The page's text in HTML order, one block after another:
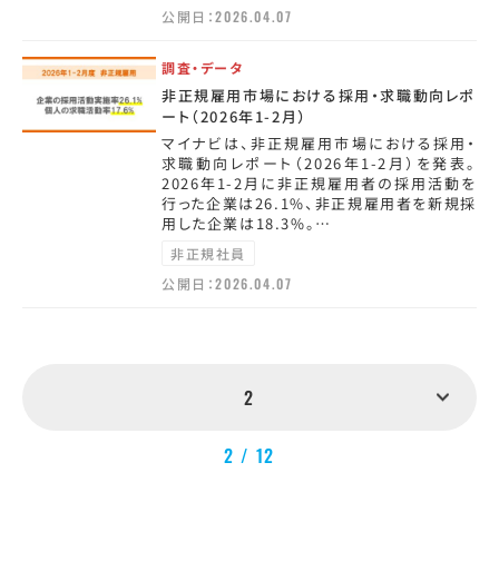
公開日：2026.04.07
調査・データ
非正規雇用市場における採用・求職動向レポ
ート（2026年1-2月）
マイナビは、非正規雇用市場における採用・
求職動向レポート（2026年1-2月）を発表。
2026年1-2月に非正規雇用者の採用活動を
行った企業は26.1%、非正規雇用者を新規採
用した企業は18.3%。…
非正規社員
公開日：2026.04.07
2
2 / 12